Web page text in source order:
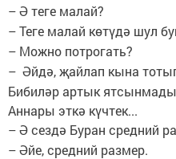
– Ә теге малай?
– Теге малай көтүдә шул
– Можно потрогать?
– Әйдә, җайлап кына
Бибиләр артык
Аннары эткә күчтек...
– Ә сездә Буран средний
– Әйе, средний размер.